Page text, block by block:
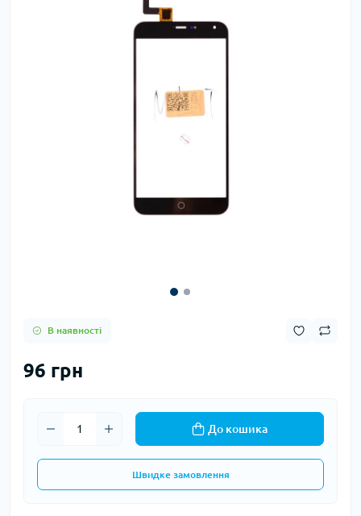
В наявності
96 грн
До кошика
Швидке замовлення